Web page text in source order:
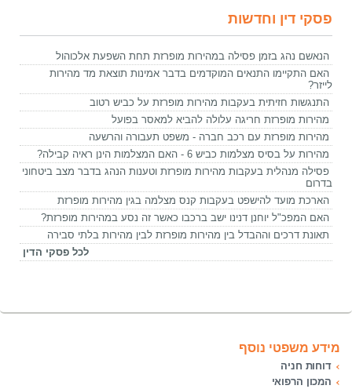
פסקי דין וחדשות
הנאשם נהג בזמן פסילה במהירות מופרזת תחת השפעת אלכוהול
האם התקיימו התנאים המוקדמים בדבר אמינות תוצאת מד מהירות
לייזר?
התנגשות חזיתית בעקבות מהירות מופרזת על כביש רטוב
מהירות מופרזת חריגה עלולה להביא למאסר בפועל
מהירות מופרזת עם רכב חברה - משפט תעבורה והרשעה
מהירות על בסיס מצלמות כביש 6 - האם המצלמות הינן ראיה קבילה?
פסילה מנהלית בעקבות מהירות מופרזת וטענות הנהג בדבר מצב ביטחוני
בדרום
הארכת מועד להישפט בעקבות קנס מצלמה בגין מהירות מופרזת
האם המפכ"ל יוחנן דנינו ישב ברכבו כאשר זה נסע במהירות מופרזת?
תאונת דרכים וההבדל בין מהירות מופרזת לבין מהירות בלתי סבירה
לכל פסקי הדין
מידע משפטי נוסף
דוחות חניה
המכון הרפואי